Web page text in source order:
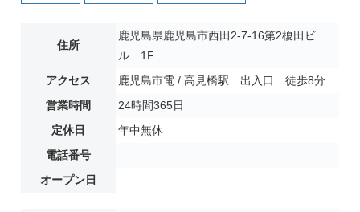
住所
鹿児島県鹿児島市西田2-7-16第2榎田ビ
ル 1F
アクセス
鹿児島市電 / 高見橋駅 出入口 徒歩8分
営業時間
24時間365日
定休日
年中無休
電話番号
オープン日